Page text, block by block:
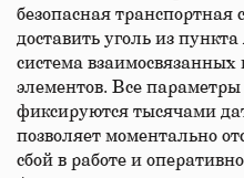
безопасная транспортная
доставить уголь из
система
элементов. Все параметры
фиксируются тысячами
позволяет моментально
сбой в работе и